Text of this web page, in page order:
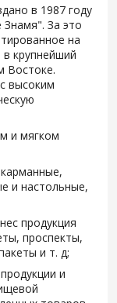
в 1987 году
Знамя". За это
на
в крупнейший
Востоке.
высоким
и мягком
и настольные,
продукция
проспекты,
и т. д;
и